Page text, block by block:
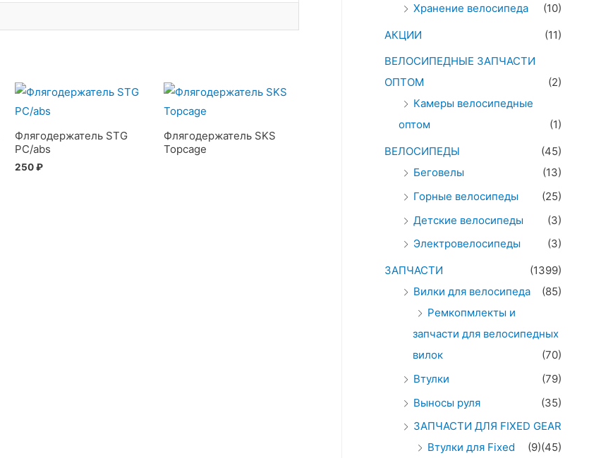
Флягодержатель STG
PC/abs
250₽
Флягодержатель SKS
Topcage
Хранение велосипеда
(10)
АКЦИИ
(11)
ВЕЛОСИПЕДНЫЕ ЗАПЧАСТИ
ОПТОМ
(2)
Камеры велосипедные
оптом
(1)
ВЕЛОСИПЕДЫ
(45)
Беговелы
(13)
Горные велосипеды
(25)
Детские велосипеды
(3)
Электровелосипеды
(3)
ЗАПЧАСТИ
(1399)
Вилки для велосипеда
(85)
Ремкопмлекты и
запчасти для велосипедных
вилок
(70)
Втулки
(79)
Выносы руля
(35)
ЗАПЧАСТИ ДЛЯ FIXED GEAR
(45)
Втулки для Fixed
(9)